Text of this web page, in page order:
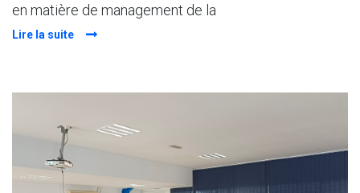
en matière de management de la
Lire la suite